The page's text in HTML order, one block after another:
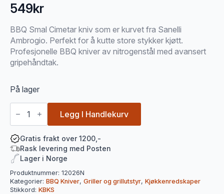
549kr
BBQ Smal Cimetar kniv som er kurvet fra Sanelli
Ambrogio. Perfekt for å kutte store stykker kjøtt.
Profesjonelle BBQ kniver av nitrogenstål med avansert
gripehåndtak.
På lager
BBQ
Smal
26cm
antall
Legg I Handlekurv
Gratis frakt over 1200,-
Rask levering med Posten
Lager i Norge
Produktnummer: 12026N
Kategorier: BBQ Kniver, Griller og grillutstyr, Kjøkkenredskaper
Stikkord: KBKS